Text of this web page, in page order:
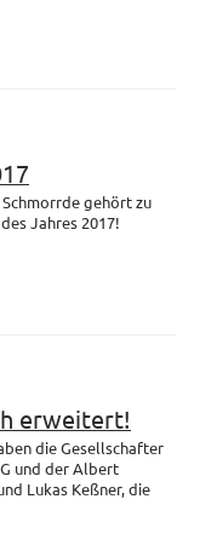
gehört zu
Jahres 2017!
erweitert!
die Gesellschafter
und der Albert
Lukas Keßner, die